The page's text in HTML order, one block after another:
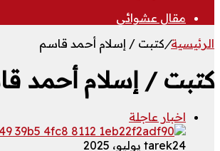
مقال عشوائي
الرئيسية/كتبت / إسلام أحمد قاسم
كتبت / إسلام أحمد
اخبار عاجلة
tarek24 يوليو، 2025